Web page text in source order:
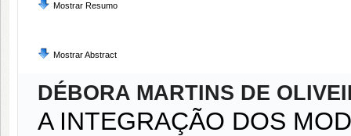
Mostrar Resumo
Mostrar Abstract
DÉBORA MARTINS DE
A INTEGRAÇÃO DOS